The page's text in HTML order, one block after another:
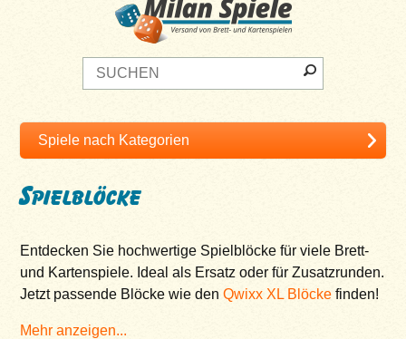
Spielblöcke
Entdecken Sie hochwertige Spielblöcke für viele Brett-
und Kartenspiele. Ideal als Ersatz oder für Zusatzrunden.
Jetzt passende Blöcke wie denQwixx XL Blöcke finden!
Mehr anzeigen...